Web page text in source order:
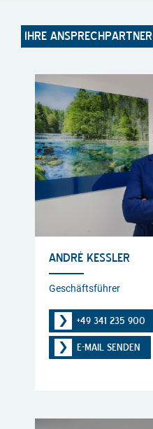
IHRE ANSPRECHPARTNER
ANDRÉ KESSLER
Geschäftsführer
+49 341 235 900
E-MAIL SENDEN